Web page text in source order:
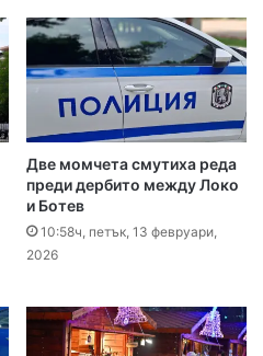
Две момчета смутиха реда
преди дербито между Локо
и Ботев
10:58ч, петък, 13 февруари,
2026